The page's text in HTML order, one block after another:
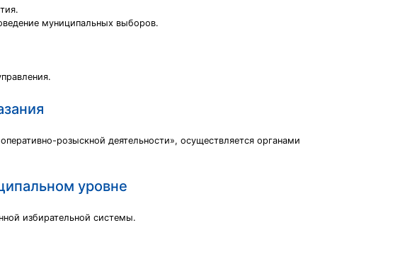
муниципальных выборов.
розыскной деятельности», осуществляется органами
уровне
избирательной системы.